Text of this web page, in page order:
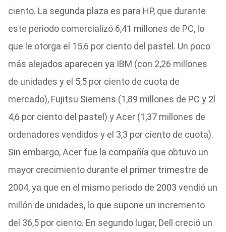
ciento. La segunda plaza es para HP, que durante
este periodo comercializó 6,41 millones de PC, lo
que le otorga el 15,6 por ciento del pastel. Un poco
más alejados aparecen ya IBM (con 2,26 millones
de unidades y el 5,5 por ciento de cuota de
mercado), Fujitsu Siemens (1,89 millones de PC y 2l
4,6 por ciento del pastel) y Acer (1,37 millones de
ordenadores vendidos y el 3,3 por ciento de cuota).
Sin embargo, Acer fue la compañía que obtuvo un
mayor crecimiento durante el primer trimestre de
2004, ya que en el mismo periodo de 2003 vendió un
millón de unidades, lo que supone un incremento
del 36,5 por ciento. En segundo lugar, Dell creció un